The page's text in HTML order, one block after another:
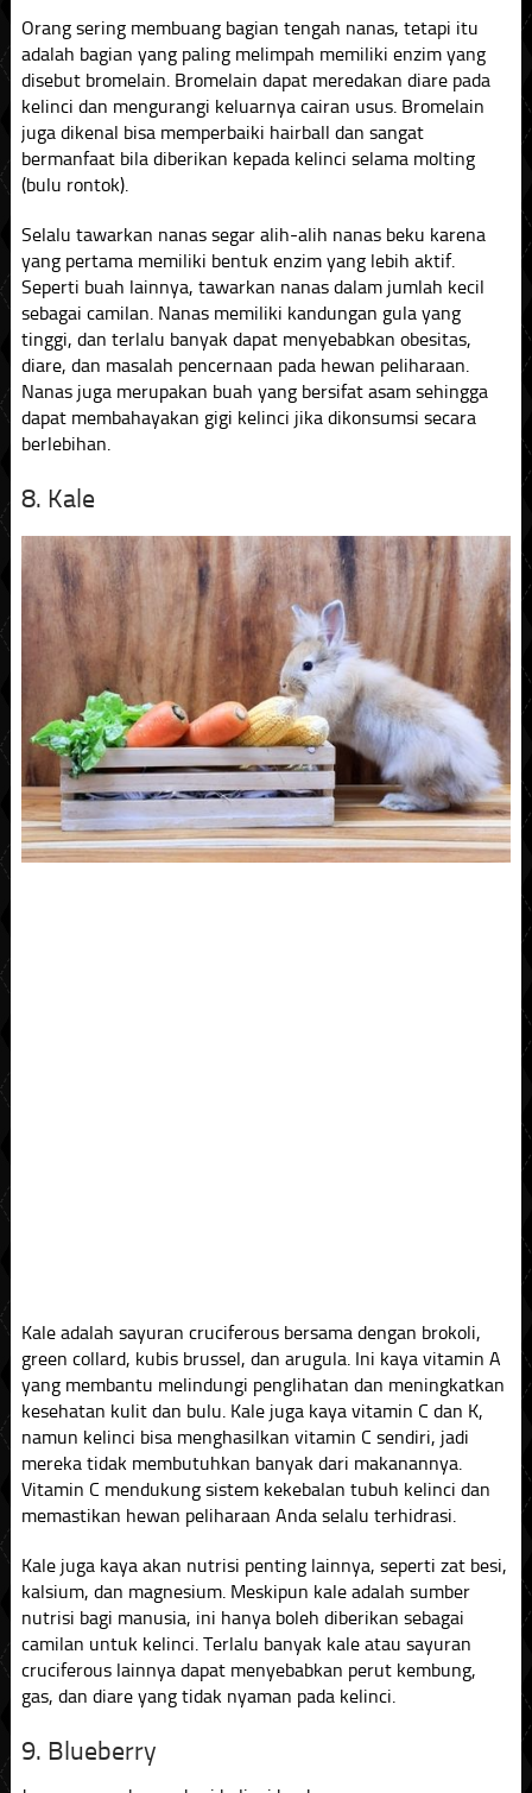
Orang sering membuang bagian tengah nanas, tetapi itu
adalah bagian yang paling melimpah memiliki enzim yang
disebut bromelain. Bromelain dapat meredakan diare pada
kelinci dan mengurangi keluarnya cairan usus. Bromelain
juga dikenal bisa memperbaiki hairball dan sangat
bermanfaat bila diberikan kepada kelinci selama molting
(bulu rontok).
Selalu tawarkan nanas segar alih-alih nanas beku karena
yang pertama memiliki bentuk enzim yang lebih aktif.
Seperti buah lainnya, tawarkan nanas dalam jumlah kecil
sebagai camilan. Nanas memiliki kandungan gula yang
tinggi, dan terlalu banyak dapat menyebabkan obesitas,
diare, dan masalah pencernaan pada hewan peliharaan.
Nanas juga merupakan buah yang bersifat asam sehingga
dapat membahayakan gigi kelinci jika dikonsumsi secara
berlebihan.
8. Kale
Kale adalah sayuran cruciferous bersama dengan brokoli,
green collard, kubis brussel, dan arugula. Ini kaya vitamin A
yang membantu melindungi penglihatan dan meningkatkan
kesehatan kulit dan bulu. Kale juga kaya vitamin C dan K,
namun kelinci bisa menghasilkan vitamin C sendiri, jadi
mereka tidak membutuhkan banyak dari makanannya.
Vitamin C mendukung sistem kekebalan tubuh kelinci dan
memastikan hewan peliharaan Anda selalu terhidrasi.
Kale juga kaya akan nutrisi penting lainnya, seperti zat besi,
kalsium, dan magnesium. Meskipun kale adalah sumber
nutrisi bagi manusia, ini hanya boleh diberikan sebagai
camilan untuk kelinci. Terlalu banyak kale atau sayuran
cruciferous lainnya dapat menyebabkan perut kembung,
gas, dan diare yang tidak nyaman pada kelinci.
9. Blueberry